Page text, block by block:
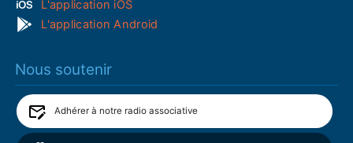
L'application iOS
L'application Android
Nous soutenir
Adhérer à notre radio associative